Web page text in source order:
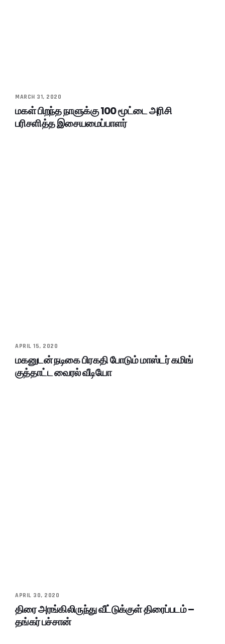
MARCH 31, 2020
மகள் பிறந்த நாளுக்கு 100 மூட்டை அரிசி
பரிசளித்த இசையமைப்பாளர்
APRIL 15, 2020
மகனுடன் நடிகை பிரகதி போடும் மாஸ்டர் கமிங்
குத்தாட்ட வைரல் வீடியோ
APRIL 30, 2020
திரை அரங்கிலிருந்து வீட்டுக்குள் திரைப்படம் –
தங்கர் பச்சான்